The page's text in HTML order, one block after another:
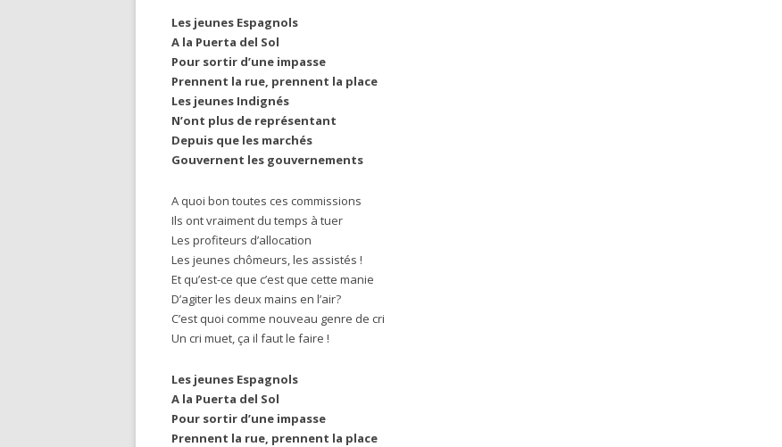
Les jeunes Espagnols
A la Puerta del Sol
Pour sortir d’une impasse
Prennent la rue, prennent la place
Les jeunes Indignés
N’ont plus de représentant
Depuis que les marchés
Gouvernent les gouvernements
A quoi bon toutes ces commissions
Ils ont vraiment du temps à tuer
Les profiteurs d’allocation
Les jeunes chômeurs, les assistés !
Et qu’est-ce que c’est que cette manie
D’agiter les deux mains en l’air?
C’est quoi comme nouveau genre de cri
Un cri muet, ça il faut le faire !
Les jeunes Espagnols
A la Puerta del Sol
Pour sortir d’une impasse
Prennent la rue, prennent la place